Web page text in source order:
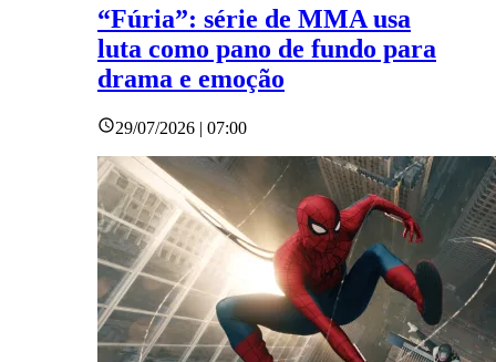
“Fúria”: série de MMA usa
luta como pano de fundo para
drama e emoção
29/07/2026 | 07:00